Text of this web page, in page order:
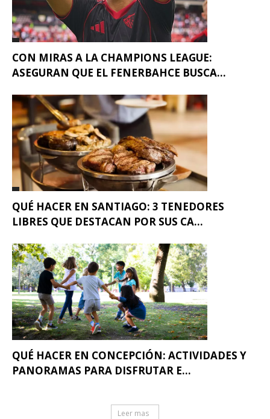
CON MIRAS A LA CHAMPIONS LEAGUE:
ASEGURAN QUE EL FENERBAHCE BUSCA...
QUÉ HACER EN SANTIAGO: 3 TENEDORES
LIBRES QUE DESTACAN POR SUS CA...
QUÉ HACER EN CONCEPCIÓN: ACTIVIDADES Y
PANORAMAS PARA DISFRUTAR E...
Leer mas